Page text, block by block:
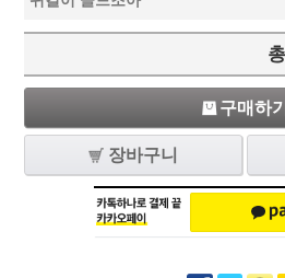
구매하기
장바구니